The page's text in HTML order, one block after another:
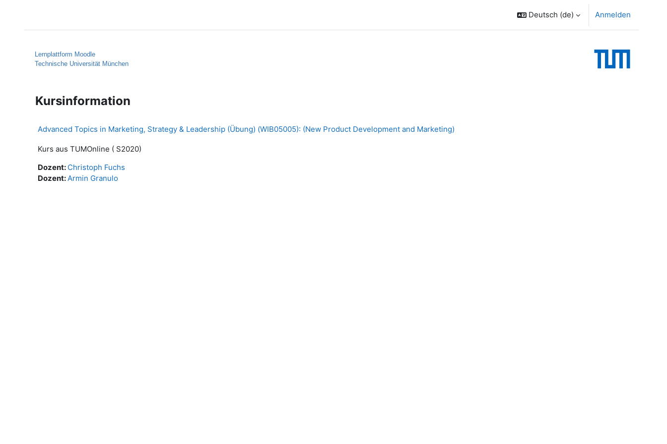
Deutsch ‎(de)‎ Anmelden
Lernplattform Moodle
Technische Universität München
Kursinformation
Advanced Topics in Marketing, Strategy & Leadership (Übung) (WIB05005): (New Product Development and Marketing)
Kurs aus TUMOnline ( S2020)
Dozent: Christoph Fuchs
Dozent:Armin Granulo